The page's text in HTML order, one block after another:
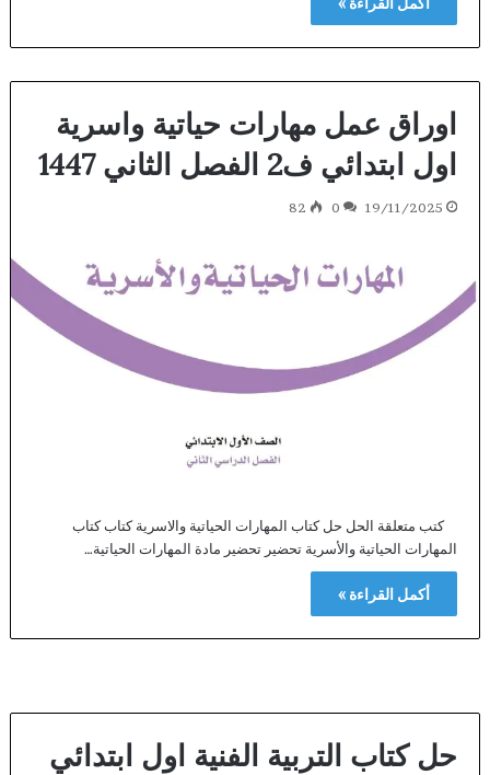
اوراق عمل مهارات حياتية واسرية
اول ابتدائي ف2 الفصل الثاني 1447
19/11/2025
0
82
كتب متعلقة الحل حل كتاب المهارات الحياتية والاسرية كتاب كتاب
المهارات الحياتية والأسرية تحضير تحضير مادة المهارات الحياتية…
أكمل القراءة »
حل كتاب التربية الفنية اول ابتدائي